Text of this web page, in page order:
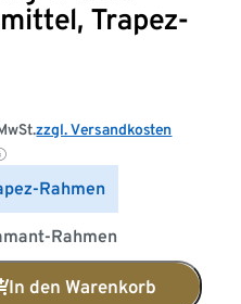
Trapez-
zzgl. Versandkosten
Rahmen
Rahmen
In den Warenkorb